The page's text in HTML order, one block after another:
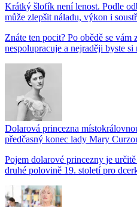
Krátký šlofík není lenost. Podle
může zlepšit náladu, výkon i
Znáte ten pocit? Po obědě se
nespolupracuje a nejraději byste
Dolarová princezna
předčasný konec lady Mary
Pojem dolarové princezny je
druhé polovině 19. století pro